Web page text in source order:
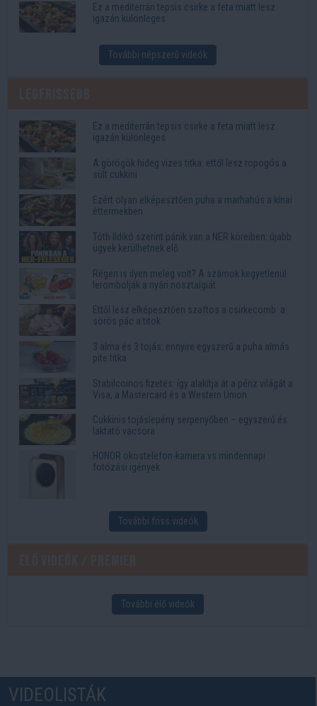
Ez a mediterrán tepsis csirke a feta miatt lesz
igazán különleges
További népszerű videók
Ez a mediterrán tepsis csirke a feta miatt lesz
igazán különleges
A görögök hideg vizes titka: ettől lesz ropogós a
sült cukkini
Ezért olyan elképesztően puha a marhahús a kínai
éttermekben
Tóth Ildikó szerint pánik van a NER köreiben: újabb
ügyek kerülhetnek elő
Régen is ilyen meleg volt? A számok kegyetlenül
lerombolják a nyári nosztalgiát
Ettől lesz elképesztően szaftos a csirkecomb: a
sörös pác a titok
3 alma és 3 tojás: ennyire egyszerű a puha almás
pite titka
Stabilcoinos fizetés: így alakítja át a pénz világát a
Visa, a Mastercard és a Western Union
Cukkinis tojáslepény serpenyőben – egyszerű és
laktató vacsora
HONOR okostelefon-kamera vs mindennapi
fotózási igények
További friss videók
További élő videók
VIDEOLISTÁK